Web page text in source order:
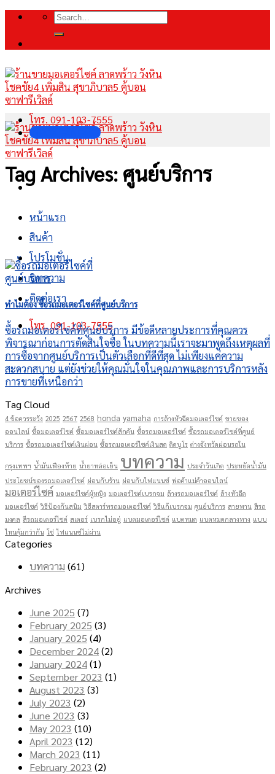
Skip
content
Search
หน้าแรก
สินค้า
โปรโมชั่น
บทความ
ติดต่อเรา
โทร. 091-103-7555
โทร. 091-103-7555
INBOX FANPAGE
Tag Archives: ศูนย์บริการ
ทำไมต้อง ซื้อรถมอเตอร์ไซค์ที่ศูนย์บริการ
ซื้อรถมอเตอร์ไซค์ที่ศูนย์บริการ มีข้อดีหลายประการที่คุณควร
พิจารณาก่อนการตัดสินใจซื้อ ในบทความนี้เราจะมาพูดถึงเหตุผลที่
การซื้อจากศูนย์บริการเป็นตัวเลือกที่ดีที่สุด ไม่เพียงแค่ความ
สะดวกสบาย แต่ยังช่วยให้คุณมั่นใจในคุณภาพและการบริการหลัง
การขายที่เหนือกว่า
Tag Cloud
4 ข้อควรระวัง 2025 2567 2568 honda yamaha การล้างหัวฉีดมอเตอร์ไซค์ ขายของ
ออนไลน์ ซื้อมอเตอร์ไซค์ ซื้อมอเตอร์ไซค์สักคัน ซื้อรถมอเตอร์ไซค์ ซื้อรถมอเตอร์ไซค์ที่ศูนย์
บริการ ซื้อรถมอเตอร์ไซค์เงินผ่อน ซื้อรถมอเตอร์ไซค์เงินสด ติดบูโร ต่างจังหวัดผ่อนรถใน
กรุงเทพฯ น้ำมันเฟืองท้าย น้ำยาหล่อเย็น บทความ ประจำวันเกิด ประหยัดน้ำมัน
ประโยชน์ของรถมอเตอร์ไซค์ ผ่อนกับร้าน ผ่อนกับไฟแนนซ์ พ่อค้าแม่ค้าออนไลน์
มอเตอร์ไซค์ มอเตอร์ไซค์ผู้หญิง มอเตอร์ไซค์เบรกจม ล้างรถมอเตอร์ไซค์ ล้างหัวฉีด
มอเตอร์ไซค์ วิธีป้องกันสนิม วิธีสตาร์ทรถมอเตอร์ไซค์ วิธีแก้เบรกจม ศูนย์บริการ สายพาน สีรถ
มงคล สีรถมอเตอร์ไซค์ สเตอร์ เบรกไม่อยู่ แบตมอเตอร์ไซค์ แบตหมด แบตหมดกลางทาง แบบ
ไหนคุ้มกว่ากัน โซ่ ไฟแนนซ์ไม่ผ่าน
Categories
บทความ (61)
Archives
June 2025 (7)
February 2025 (3)
January 2025 (4)
December 2024(2)
January 2024(1)
September 2023 (1)
August 2023 (3)
July 2023 (2)
June 2023 (3)
May 2023 (10)
April 2023 (12)
March 2023 (11)
February 2023 (2)